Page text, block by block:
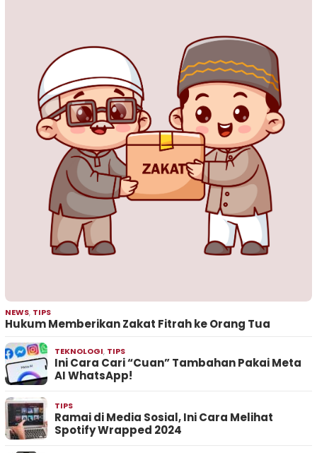
NEWS, TIPS
Hukum Memberikan Zakat Fitrah ke Orang Tua
TEKNOLOGI, TIPS
Ini Cara Cari “Cuan” Tambahan Pakai Meta
AI WhatsApp!
TIPS
Ramai di Media Sosial, Ini Cara Melihat
Spotify Wrapped 2024